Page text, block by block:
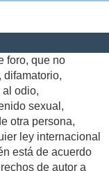
foro, que no
difamatorio,
al odio,
sexual,
otra persona,
ley internacional
está de acuerdo
de autor a